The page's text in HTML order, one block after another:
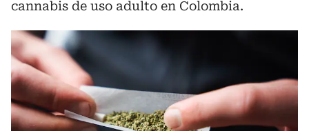
cannabis de uso adulto en Colombia.